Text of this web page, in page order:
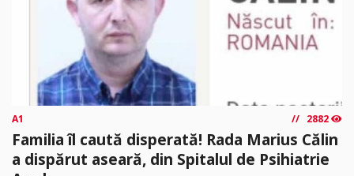
A1 2882
Familia îl caută disperată! Rada Marius Călin
a dispărut aseară, din Spitalul de Psihiatrie